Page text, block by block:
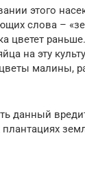
этого
слова –
цветет
на эту
малины,
данный